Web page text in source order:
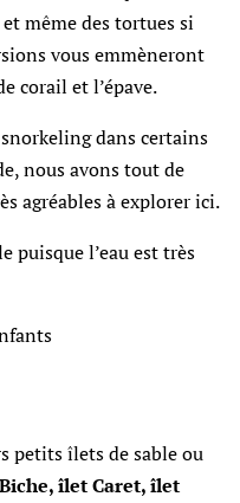
même des tortues si
vous emmèneront
corail et l’épave.
dans certains
nous avons tout de
agréables à explorer ici.
puisque l’eau est très
petits îlets de sable ou
îlet Caret,îlet